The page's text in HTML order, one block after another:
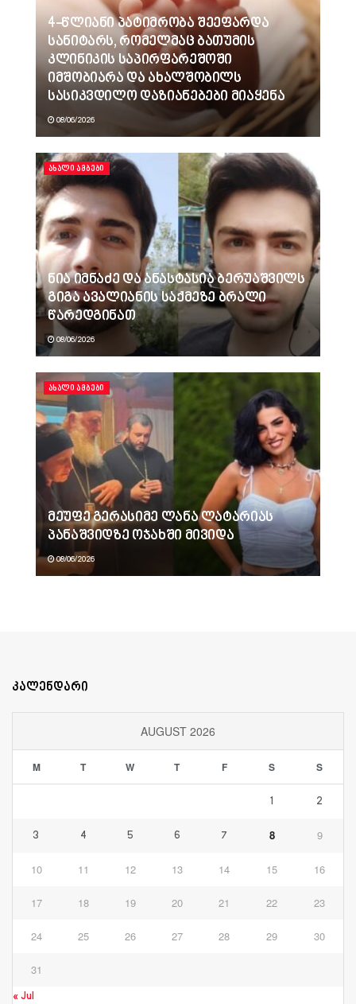
4-წლიანი პატიმრობა შეეფარდა
სანიტარს, რომელმაც ბათუმის
კლინიკის საპირფარეშოში
იმშობიარა და ახალშობილს
სასიკვდილო დაზიანებები მიაყენა
08/06/2026
ᲐᲮᲐᲚᲘ ᲐᲛᲑᲔᲑᲘ
ნია იმნაძე და ანასტასია ბერუაშვილს
გიგა ავალიანის საქმეზე ბრალი
წარედგინათ
08/06/2026
ᲐᲮᲐᲚᲘ ᲐᲛᲑᲔᲑᲘ
მეუფე გერასიმე ლანა ლატარიას
პანაშვიდზე ოჯახში მივიდა
08/06/2026
კალენდარი
AUGUST 2026
M T W T F S S
1 2
3 4 5 6 7 8 9
10 11 12 13 14 15 16
17 18 19 20 21 22 23
24 25 26 27 28 29 30
31
« Jul